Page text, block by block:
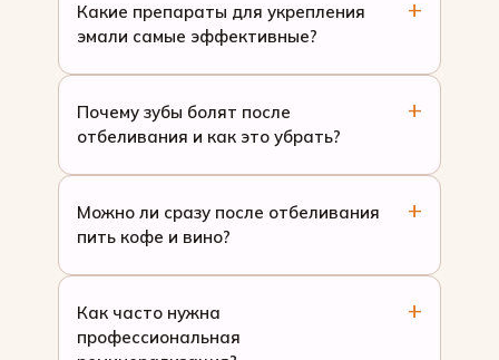
Какие препараты для укрепления
эмали самые эффективные?
Почему зубы болят после
отбеливания и как это убрать?
Можно ли сразу после отбеливания
пить кофе и вино?
Как часто нужна
профессиональная